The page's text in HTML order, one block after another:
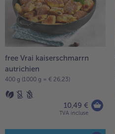
free Vrai kaiserschmarrn
autrichien
400 g (1000 g = € 26,23)
10,49 €
TVA incluse